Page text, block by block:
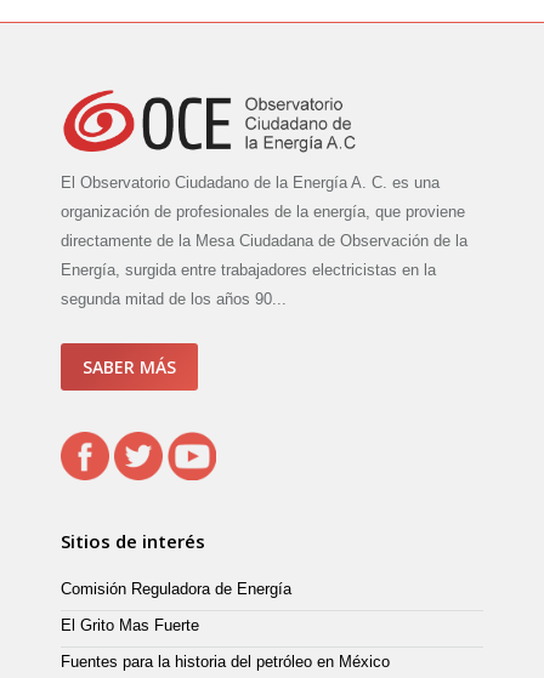
El Observatorio Ciudadano de la Energía A. C. es una
organización de profesionales de la energía, que proviene
directamente de la Mesa Ciudadana de Observación de la
Energía, surgida entre trabajadores electricistas en la
segunda mitad de los años 90...
SABER MÁS
Sitios de interés
Comisión Reguladora de Energía
El Grito Mas Fuerte
Fuentes para la historia del petróleo en México